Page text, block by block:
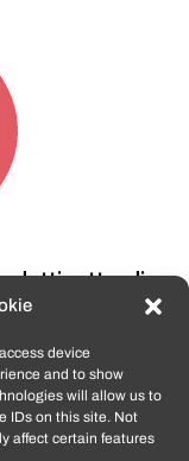
device
and to show
will allow us to
IDs on this site. Not
affect certain features
attendi
in italia per
e certificati
HUAWEI,
altro